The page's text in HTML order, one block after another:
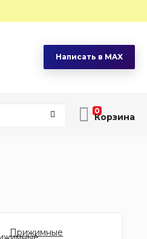
Написать в MAX
0
Прижимные